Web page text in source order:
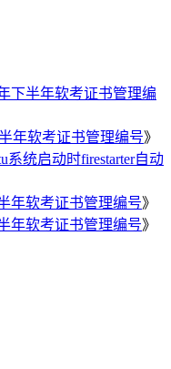
下半年软考证书管理编
年软考证书管理编号》
系统启动时firestarter自动
年软考证书管理编号》
年软考证书管理编号》